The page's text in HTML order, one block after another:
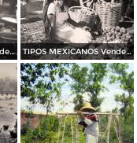
TIPOS MEXICANOS Vendedoras de Camotes TIPOS MEXICANOS Vendedora de Cebollas en Oaxaca